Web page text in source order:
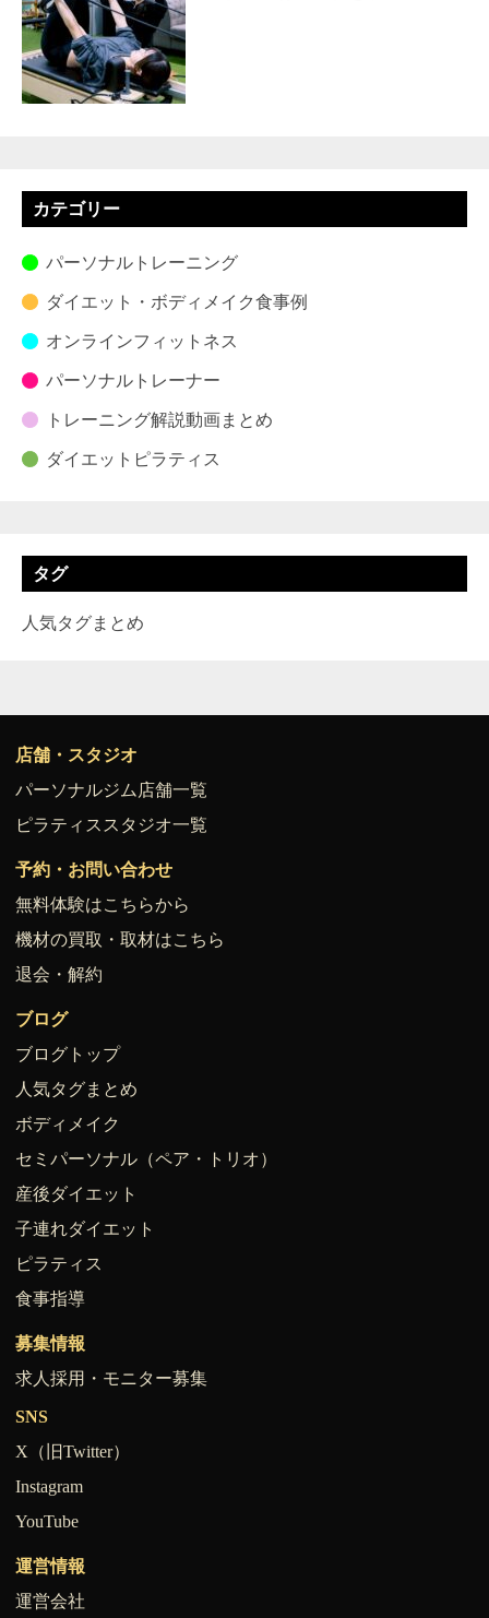
カテゴリー
パーソナルトレーニング
ダイエット・ボディメイク食事例
オンラインフィットネス
パーソナルトレーナー
トレーニング解説動画まとめ
ダイエットピラティス
タグ
人気タグまとめ
店舗・スタジオ
パーソナルジム店舗一覧
ピラティススタジオ一覧
予約・お問い合わせ
無料体験はこちらから
機材の買取・取材はこちら
退会・解約
ブログ
ブログトップ
人気タグまとめ
ボディメイク
セミパーソナル（ペア・トリオ）
産後ダイエット
子連れダイエット
ピラティス
食事指導
募集情報
求人採用・モニター募集
SNS
X（旧Twitter）
Instagram
YouTube
運営情報
運営会社